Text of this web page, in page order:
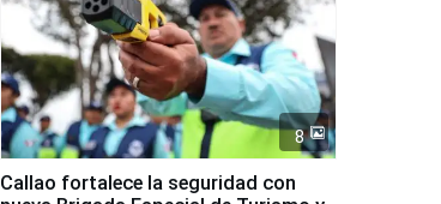
8
Callao fortalece la seguridad con